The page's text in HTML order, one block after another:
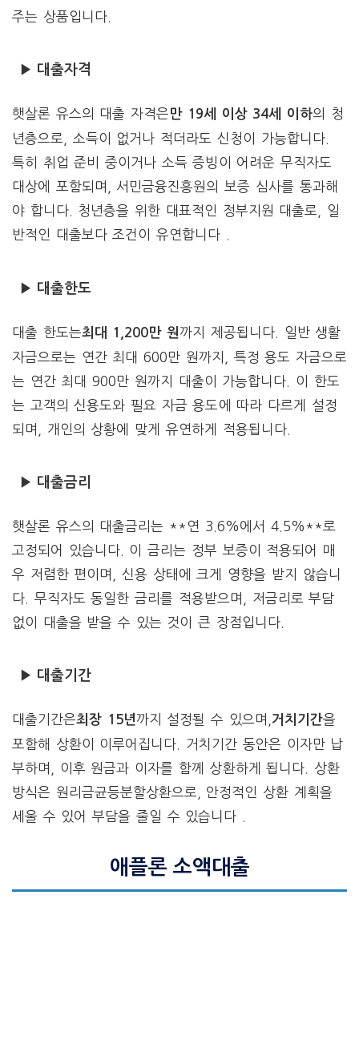
주는 상품입니다.
▶ 대출자격
햇살론 유스의 대출 자격은만 19세 이상 34세 이하의 청
년층으로, 소득이 없거나 적더라도 신청이 가능합니다.
특히 취업 준비 중이거나 소득 증빙이 어려운 무직자도
대상에 포함되며, 서민금융진흥원의 보증 심사를 통과해
야 합니다. 청년층을 위한 대표적인 정부지원 대출로, 일
반적인 대출보다 조건이 유연합니다 .
▶ 대출한도
대출 한도는최대 1,200만 원까지 제공됩니다. 일반 생활
자금으로는 연간 최대 600만 원까지, 특정 용도 자금으로
는 연간 최대 900만 원까지 대출이 가능합니다. 이 한도
는 고객의 신용도와 필요 자금 용도에 따라 다르게 설정
되며, 개인의 상황에 맞게 유연하게 적용됩니다.
▶ 대출금리
햇살론 유스의 대출금리는 **연 3.6%에서 4.5%**로
고정되어 있습니다. 이 금리는 정부 보증이 적용되어 매
우 저렴한 편이며, 신용 상태에 크게 영향을 받지 않습니
다. 무직자도 동일한 금리를 적용받으며, 저금리로 부담
없이 대출을 받을 수 있는 것이 큰 장점입니다.
▶ 대출기간
대출기간은최장 15년까지 설정될 수 있으며, 거치기간을
포함해 상환이 이루어집니다. 거치기간 동안은 이자만 납
부하며, 이후 원금과 이자를 함께 상환하게 됩니다. 상환
방식은 원리금균등분할상환으로, 안정적인 상환 계획을
세울 수 있어 부담을 줄일 수 있습니다 .
애플론 소액대출